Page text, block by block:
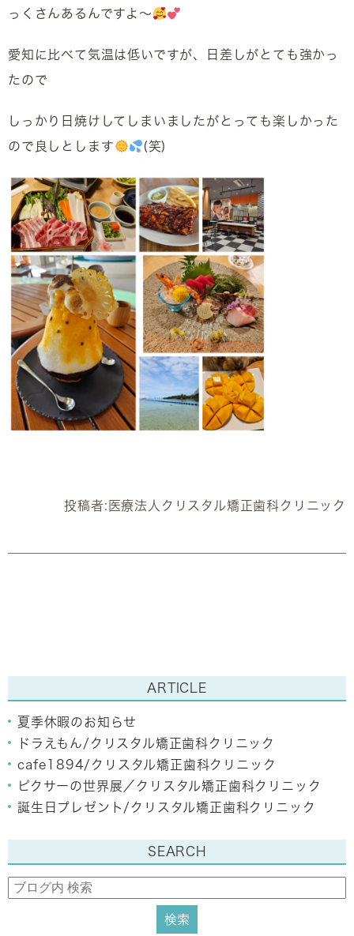
っくさんあるんですよ～
愛知に比べて気温は低いですが、日差しがとても強かっ
たので
しっかり日焼けしてしまいましたがとっても楽しかった
ので良しとします
(笑)
投稿者: 医療法人クリスタル矯正歯科クリニック
ARTICLE
夏季休暇のお知らせ
ドラえもん/クリスタル矯正歯科クリニック
cafe1894/クリスタル矯正歯科クリニック
ピクサーの世界展／クリスタル矯正歯科クリニック
誕生日プレゼント/クリスタル矯正歯科クリニック
SEARCH